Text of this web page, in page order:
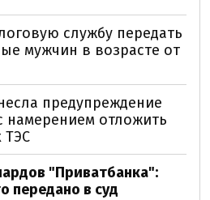
службу передать
мужчин в возрасте от
предупреждение
намерением отложить
ТЭС
"Приватбанка":
передано в суд